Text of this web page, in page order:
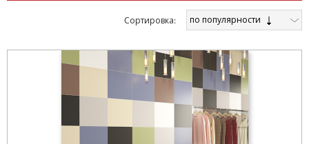
Cортировка: по популярности